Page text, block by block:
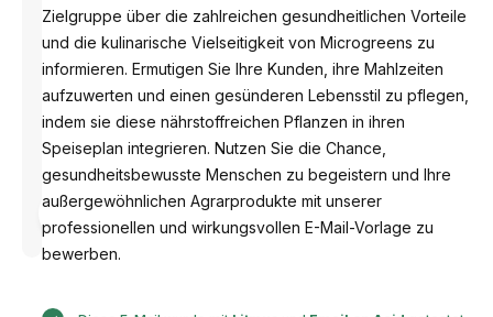
Entworfen
von
Anastasiia
Zielgruppe über die zahlreichen gesundheitlichen Vorteile
und die kulinarische Vielseitigkeit von Microgreens zu
informieren. Ermutigen Sie Ihre Kunden, ihre Mahlzeiten
aufzuwerten und einen gesünderen Lebensstil zu pflegen,
indem sie diese nährstoffreichen Pflanzen in ihren
Speiseplan integrieren. Nutzen Sie die Chance,
gesundheitsbewusste Menschen zu begeistern und Ihre
außergewöhnlichen Agrarprodukte mit unserer
professionellen und wirkungsvollen E-Mail-Vorlage zu
bewerben.